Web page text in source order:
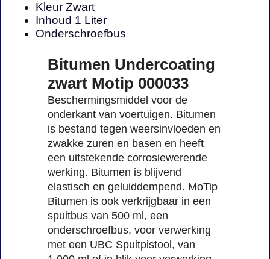
Kleur Zwart
Inhoud 1 Liter
Onderschroefbus
Bitumen Undercoating
zwart Motip 000033
Beschermingsmiddel voor de
onderkant van voertuigen. Bitumen
is bestand tegen weersinvloeden en
zwakke zuren en basen en heeft
een uitstekende corrosiewerende
werking. Bitumen is blijvend
elastisch en geluiddempend. MoTip
Bitumen is ook verkrijgbaar in een
spuitbus van 500 ml, een
onderschroefbus, voor verwerking
met een UBC Spuitpistool, van